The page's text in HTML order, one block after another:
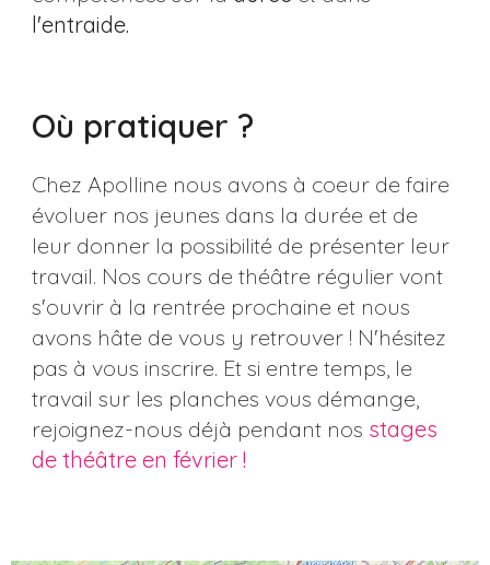
l'entraide.
Où pratiquer ?
Chez Apolline nous avons à coeur de faire
évoluer nos jeunes dans la durée et de
leur donner la possibilité de présenter leur
travail. Nos cours de théâtre régulier vont
s'ouvrir à la rentrée prochaine et nous
avons hâte de vous y retrouver ! N'hésitez
pas à vous inscrire. Et si entre temps, le
travail sur les planches vous démange,
rejoignez-nous déjà pendant nos stages
de théâtre en février !